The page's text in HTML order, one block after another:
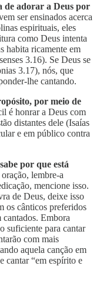
de adorar a Deus por
ser ensinados acerca
espirituais, eles
como Deus intenta
habita ricamente em
3.16). Se Deus se
3.17), nós, que
lhe cantando.
por meio de
é honrar a Deus com
distantes dele (Isaías
e em público contra
por que está
lembre-a
mencione isso.
de Deus, deixe isso
os cânticos preferidos
cantados. Embora
suficiente para cantar
com mais
aquela canção em
cantar “em espírito e